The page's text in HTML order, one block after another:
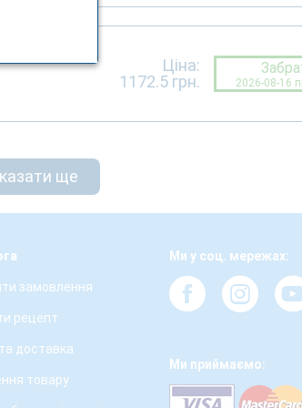
(вул.
Ціна:
1172.5 грн. 2026-08-16
ще
замовлення
рецепт
доставка
товару
Ми у соц. мережах:
Ми приймаємо: